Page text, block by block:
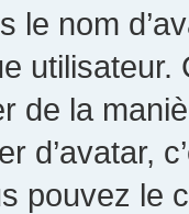
le nom
utilisateur.
de la
d’avatar,
pouvez